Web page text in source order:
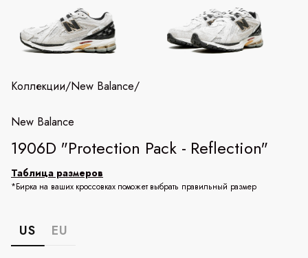
Коллекции/New Balance/
New Balance
1906D "Protection Pack - Reflection"
Таблица размеров
*Бирка на ваших кроссовках поможет выбрать правильный размер
US EU